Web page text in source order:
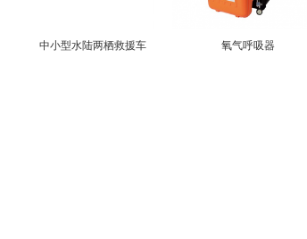
中小型水陆两栖救援车 氧气呼吸器